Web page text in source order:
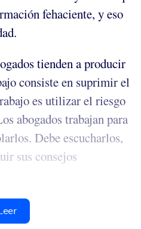
fehaciente, y eso
tienden a producir
consiste en suprimir el
es utilizar el riesgo
abogados trabajan para
Debe escucharlos,
sus consejos